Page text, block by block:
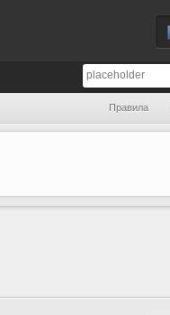
Правила